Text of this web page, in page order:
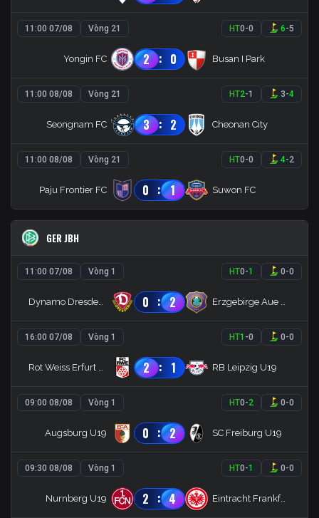
11:00 07/08 Vòng 21 HT0-0 6-5
Yongin FC 2 : 0 Busan I Park
11:00 08/08 Vòng 21 HT2-1 3-4
Seongnam FC 3 : 2 Cheonan City
11:00 08/08 Vòng 21 HT0-0 4-2
Paju Frontier FC 0 : 1 Suwon FC
GER JBH
11:00 07/08 Vòng 1 HT0-1 0-0
Dynamo Dresden U19 0 : 2 Erzgebirge Aue U19
16:00 07/08 Vòng 1 HT1 -0 0-0
Rot Weiss Erfurt U19 2 : 1 RB Leipzig U19
09:00 08/08 Vòng 1 HT0-2 0-0
Augsburg U19 0 : 2 SC Freiburg U19
09:30 08/08 Vòng 1 HT0-1 0-0
Nurnberg U19 2 : 4 Eintracht Frankfurt U19